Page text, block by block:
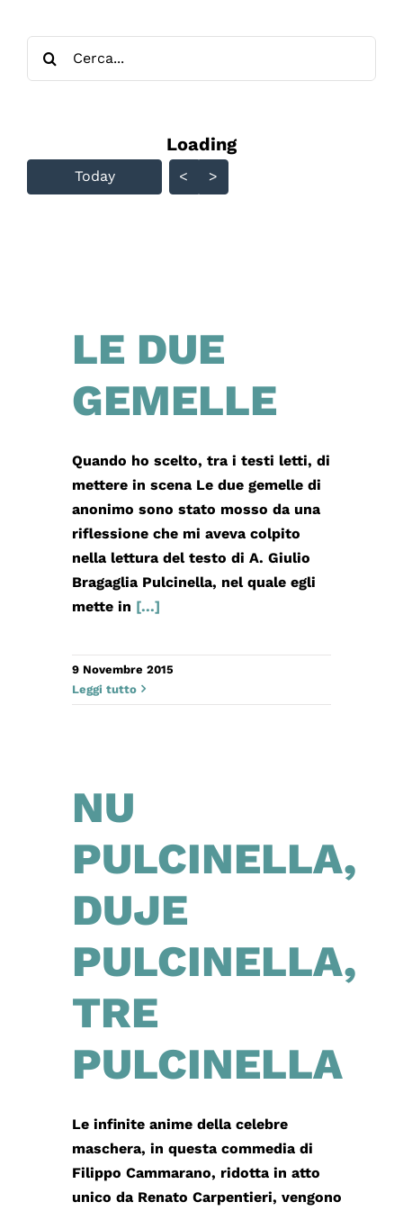
LE DUE
GEMELLE
Quando ho scelto, tra i testi letti, di
mettere in scena Le due gemelle di
anonimo sono stato mosso da una
riflessione che mi aveva colpito
nella lettura del testo di A. Giulio
Bragaglia Pulcinella, nel quale egli
mette in [...]
9 Novembre 2015
Leggi tutto
NU
PULCINELLA,
DUJE
PULCINELLA,
TRE
PULCINELLA
Le infinite anime della celebre
maschera, in questa commedia di
Filippo Cammarano, ridotta in atto
unico da Renato Carpentieri, vengono
Skip Calendar
Loading - current view is
Loading
Today < >